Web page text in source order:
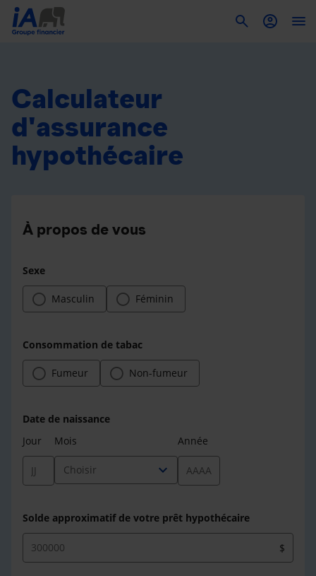
Calculateur
d'assurance
hypothécaire
À propos de vous
Sexe
Masculin Féminin
Consommation de tabac
Fumeur Non-fumeur
Date de naissance
Jour
Mois
Choisir expand_more
Année
Solde approximatif de votre prêt hypothécaire
$